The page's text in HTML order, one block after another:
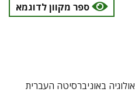
ספר מקוון לדוגמא
באוניברסיטה העברית